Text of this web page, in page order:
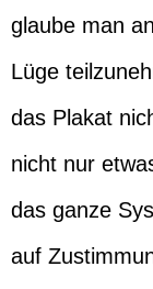
glaube man
Lüge
das Plakat
nicht nur
das ganze
auf